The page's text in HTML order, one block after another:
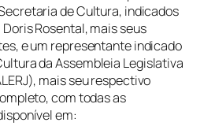
de Cultura, indicados
Rosental, mais seus
e um representante indicado
da Assembleia Legislativa
mais seu respectivo
com todas as
em: